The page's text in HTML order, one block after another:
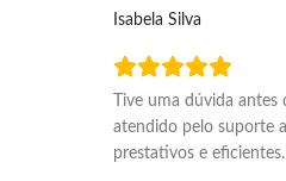
Isabela Silva
Tive uma dúvida
atendido pelo suporte
prestativos e eficientes.